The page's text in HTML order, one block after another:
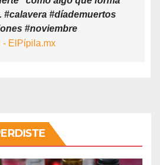
#calavera #díademuertos
#noviembre
ElPípila.mx